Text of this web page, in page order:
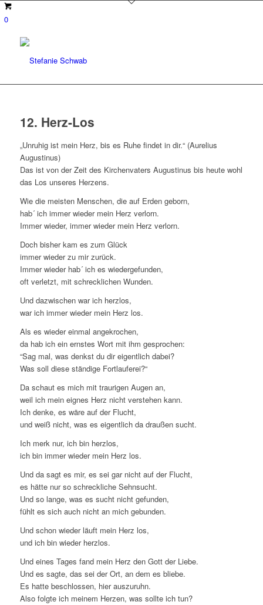
0
12. Herz-Los
„Unruhig ist mein Herz, bis es Ruhe findet in dir.“ (Aurelius
Augustinus)
Das ist von der Zeit des Kirchenvaters Augustinus bis heute wohl
das Los unseres Herzens.
Wie die meisten Menschen, die auf Erden geborn,
hab´ ich immer wieder mein Herz verlorn.
Immer wieder, immer wieder mein Herz verlorn.
Doch bisher kam es zum Glück
immer wieder zu mir zurück.
Immer wieder hab´ ich es wiedergefunden,
oft verletzt, mit schrecklichen Wunden.
Und dazwischen war ich herzlos,
war ich immer wieder mein Herz los.
Als es wieder einmal angekrochen,
da hab ich ein ernstes Wort mit ihm gesprochen:
“Sag mal, was denkst du dir eigentlich dabei?
Was soll diese ständige Fortlauferei?“
Da schaut es mich mit traurigen Augen an,
weil ich mein eignes Herz nicht verstehen kann.
Ich denke, es wäre auf der Flucht,
und weiß nicht, was es eigentlich da draußen sucht.
Ich merk nur, ich bin herzlos,
ich bin immer wieder mein Herz los.
Und da sagt es mir, es sei gar nicht auf der Flucht,
es hätte nur so schreckliche Sehnsucht.
Und so lange, was es sucht nicht gefunden,
fühlt es sich auch nicht an mich gebunden.
Und schon wieder läuft mein Herz los,
und ich bin wieder herzlos.
Und eines Tages fand mein Herz den Gott der Liebe.
Und es sagte, das sei der Ort, an dem es bliebe.
Es hatte beschlossen, hier auszuruhn.
Also folgte ich meinem Herzen, was sollte ich tun?